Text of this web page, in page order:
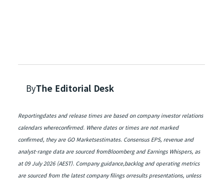
ByThe Editorial Desk
Reportingdates and release times are based on company investor relations
calendars whereconfirmed. Where dates or times are not marked
confirmed, they are GO Marketsestimates. Consensus EPS, revenue and
analyst-range data are sourced fromBloomberg and Earnings Whispers, as
at 09 July 2026 (AEST). Company guidance,backlog and operating metrics
are sourced from the latest company filings orresults presentations, unless